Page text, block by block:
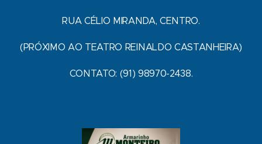
RUA CÉLIO MIRANDA, CENTRO.
(PRÓXIMO AO TEATRO REINALDO CASTANHEIRA)
CONTATO: (91) 98970-2438.